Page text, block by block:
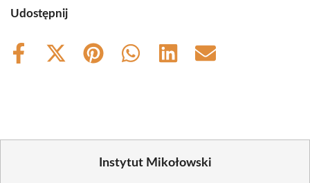
Udostępnij
Share
Share
Share
Share
Share
Share
Instytut Mikołowski